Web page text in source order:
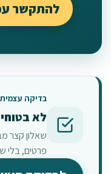
להתקשר עכשיו:
בדיקה עצמית ·
לא
פרטים, בלי